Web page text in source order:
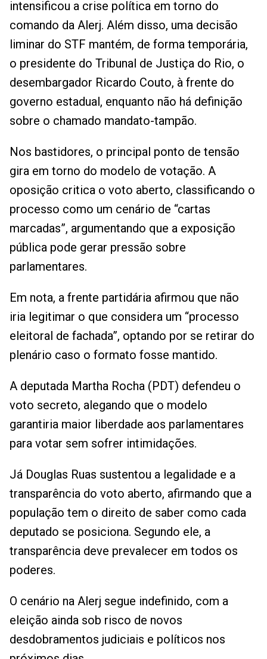
intensificou a crise política em torno do
comando da Alerj. Além disso, uma decisão
liminar do STF mantém, de forma temporária,
o presidente do Tribunal de Justiça do Rio, o
desembargador Ricardo Couto, à frente do
governo estadual, enquanto não há definição
sobre o chamado mandato-tampão.
Nos bastidores, o principal ponto de tensão
gira em torno do modelo de votação. A
oposição critica o voto aberto, classificando o
processo como um cenário de “cartas
marcadas”, argumentando que a exposição
pública pode gerar pressão sobre
parlamentares.
Em nota, a frente partidária afirmou que não
iria legitimar o que considera um “processo
eleitoral de fachada”, optando por se retirar do
plenário caso o formato fosse mantido.
A deputada Martha Rocha (PDT) defendeu o
voto secreto, alegando que o modelo
garantiria maior liberdade aos parlamentares
para votar sem sofrer intimidações.
Já Douglas Ruas sustentou a legalidade e a
transparência do voto aberto, afirmando que a
população tem o direito de saber como cada
deputado se posiciona. Segundo ele, a
transparência deve prevalecer em todos os
poderes.
O cenário na Alerj segue indefinido, com a
eleição ainda sob risco de novos
desdobramentos judiciais e políticos nos